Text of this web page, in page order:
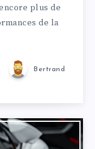
plus de
de la
Bertrand